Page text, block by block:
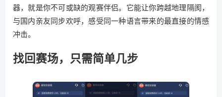
器，就是你不可或缺的观赛伴侣。它能让你跨越地理隔阂，
与国内亲友同步欢呼，感受同一种语言带来的最直接的情感
冲击。
找回赛场，只需简单几步